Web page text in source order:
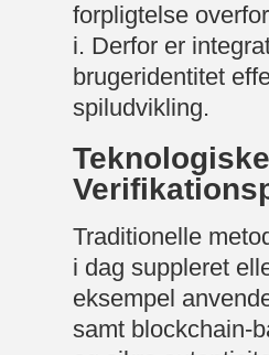
forpligtelse
i. Derfor er
brugeridentitet
spiludvikling.
Traditionelle
i dag suppleret
eksempel
samt blockchain-